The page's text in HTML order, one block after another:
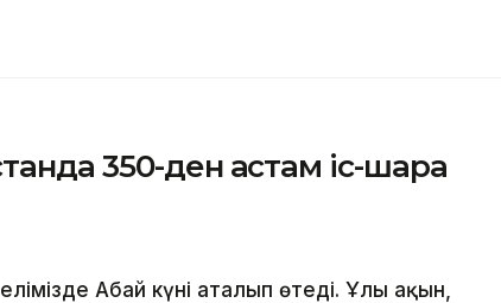
350-ден астам іс-шара
Абай күні аталып өтеді. Ұлы ақын,